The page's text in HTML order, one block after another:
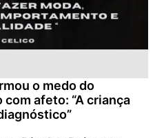
o medo do
afeto: “A criança